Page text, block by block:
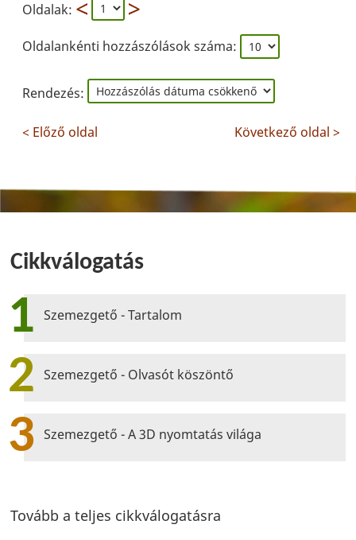
Oldalak:
Oldalankénti hozzászólások száma:
Rendezés:
< Előző oldal Következő oldal >
Cikkválogatás
1 Szemezgető - Tartalom
2 Szemezgető - Olvasót köszöntő
3 Szemezgető - A 3D nyomtatás világa
Tovább a teljes cikkválogatásra